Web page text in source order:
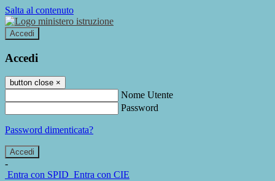
Salta al contenuto
Accedi
Accedi
button close ×
Nome Utente
Password
Password dimenticata?
-
Entra con SPID Entra con CIE